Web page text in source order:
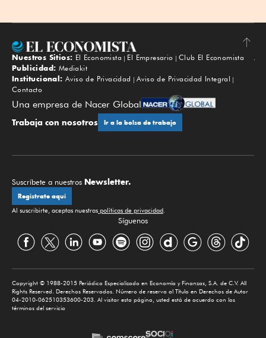
Subir
Nuestros Sitios: El Economista El Empresario
Club El Economista
Publicidad: Mediakit
Institucional: Aviso de Privacidad
Aviso de Privacidad Integral
Contacto
Una empresa de Nacer Global
Trabaja con nosotros Ir a la bolsa de trabajo
Suscríbete a nuestros Newsletter.
Regístrate aquí
Al suscribirte, aceptas nuestras políticas de privacidad.
Síguenos
Copyright © 1988-2015 Periódico Especializado en Economía y Finanzas, S.A. de C.V. All
Rights Reserved. Derechos Reservados. Número de reserva al Título en Derechos de Autor
04-2010-062510353600-203. Al visitar esta página, usted está de acuerdo con los
términos del servicio